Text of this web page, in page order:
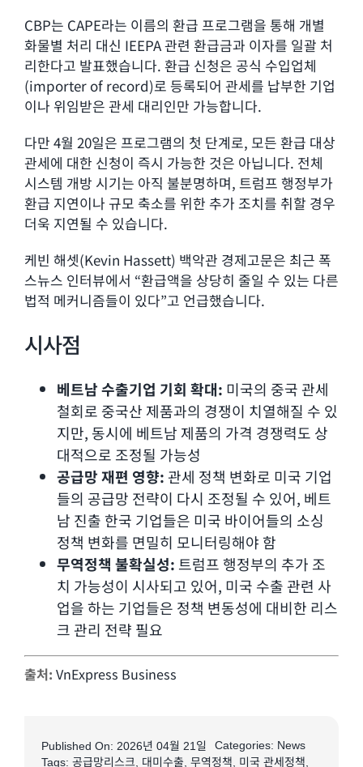
CBP는 CAPE라는 이름의 환급 프로그램을 통해 개별
화물별 처리 대신 IEEPA 관련 환급금과 이자를 일괄 처
리한다고 발표했습니다. 환급 신청은 공식 수입업체
(importer of record)로 등록되어 관세를 납부한 기업
이나 위임받은 관세 대리인만 가능합니다.
다만 4월 20일은 프로그램의 첫 단계로, 모든 환급 대상
관세에 대한 신청이 즉시 가능한 것은 아닙니다. 전체
시스템 개방 시기는 아직 불분명하며, 트럼프 행정부가
환급 지연이나 규모 축소를 위한 추가 조치를 취할 경우
더욱 지연될 수 있습니다.
케빈 해셋(Kevin Hassett) 백악관 경제고문은 최근 폭
스뉴스 인터뷰에서 “환급액을 상당히 줄일 수 있는 다른
법적 메커니즘들이 있다”고 언급했습니다.
시사점
베트남 수출기업 기회 확대: 미국의 중국 관세
철회로 중국산 제품과의 경쟁이 치열해질 수 있
지만, 동시에 베트남 제품의 가격 경쟁력도 상
대적으로 조정될 가능성
공급망 재편 영향: 관세 정책 변화로 미국 기업
들의 공급망 전략이 다시 조정될 수 있어, 베트
남 진출 한국 기업들은 미국 바이어들의 소싱
정책 변화를 면밀히 모니터링해야 함
무역정책 불확실성: 트럼프 행정부의 추가 조
치 가능성이 시사되고 있어, 미국 수출 관련 사
업을 하는 기업들은 정책 변동성에 대비한 리스
크 관리 전략 필요
출처: VnExpress Business
Published On: 2026년 04월 21일 Categories: News
Tags: 공급망리스크, 대미수출, 무역정책, 미국 관세정책,